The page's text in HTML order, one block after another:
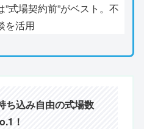
式場契約前”がベスト。不
を活用
ち込み自由の式場数
！